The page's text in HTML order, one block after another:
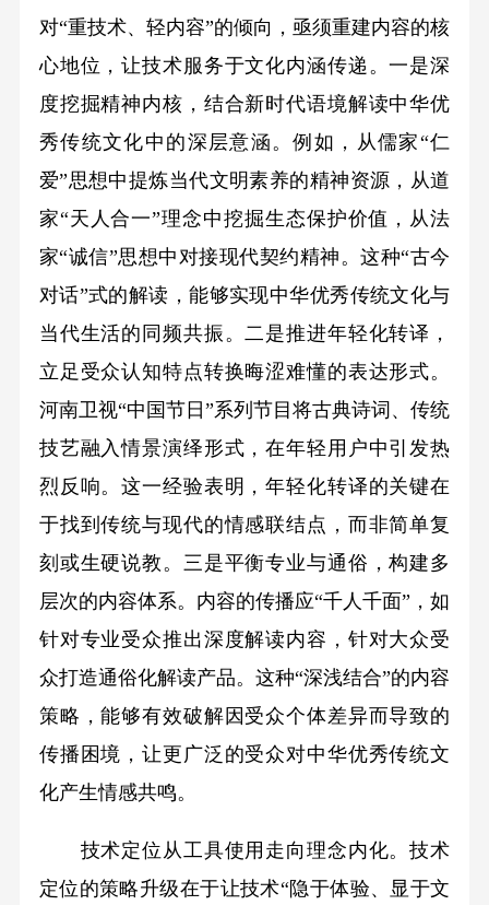
对“重技术、轻内容”的倾向，亟须重建内容的核
心地位，让技术服务于文化内涵传递。一是深
度挖掘精神内核，结合新时代语境解读中华优
秀传统文化中的深层意涵。例如，从儒家“仁
爱”思想中提炼当代文明素养的精神资源，从道
家“天人合一”理念中挖掘生态保护价值，从法
家“诚信”思想中对接现代契约精神。这种“古今
对话”式的解读，能够实现中华优秀传统文化与
当代生活的同频共振。二是推进年轻化转译，
立足受众认知特点转换晦涩难懂的表达形式。
河南卫视“中国节日”系列节目将古典诗词、传统
技艺融入情景演绎形式，在年轻用户中引发热
烈反响。这一经验表明，年轻化转译的关键在
于找到传统与现代的情感联结点，而非简单复
刻或生硬说教。三是平衡专业与通俗，构建多
层次的内容体系。内容的传播应“千人千面”，如
针对专业受众推出深度解读内容，针对大众受
众打造通俗化解读产品。这种“深浅结合”的内容
策略，能够有效破解因受众个体差异而导致的
传播困境，让更广泛的受众对中华优秀传统文
化产生情感共鸣。
技术定位从工具使用走向理念内化。技术
定位的策略升级在于让技术“隐于体验、显于文